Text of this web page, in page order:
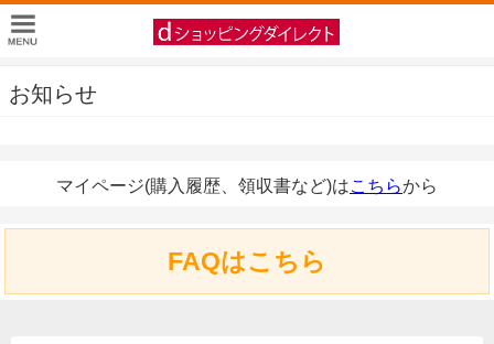
お知らせ
マイページ(購入履歴、領収書など)はこちらから
FAQはこちら